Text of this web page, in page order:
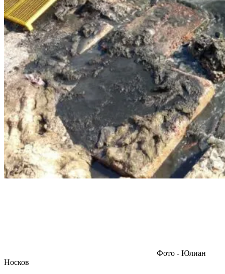
Фото - Юлиан
Носков